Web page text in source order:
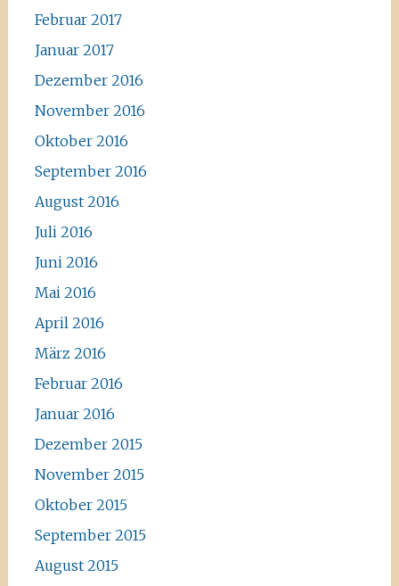
Februar 2017
Januar 2017
Dezember 2016
November 2016
Oktober 2016
September 2016
August 2016
Juli 2016
Juni 2016
Mai 2016
April 2016
März 2016
Februar 2016
Januar 2016
Dezember 2015
November 2015
Oktober 2015
September 2015
August 2015